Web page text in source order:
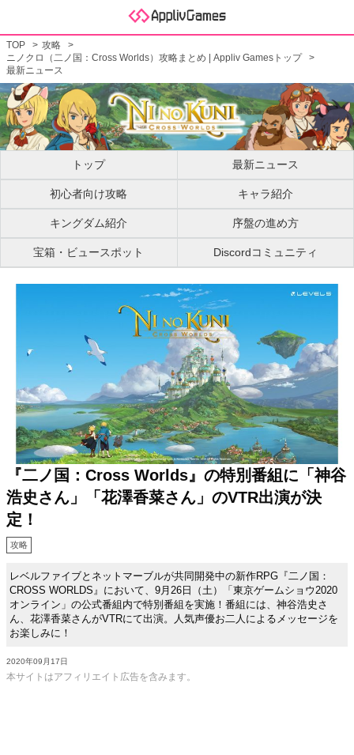
TOP
攻略
ニノクロ（二ノ国：Cross Worlds）攻略まとめ | Appliv Gamesトップ
最新ニュース
トップ 最新ニュース
初心者向け攻略 キャラ紹介
キングダム紹介 序盤の進め方
宝箱・ビュースポット Discordコミュニティ
『二ノ国：Cross Worlds』の特別番組に「神谷
浩史さん」「花澤香菜さん」のVTR出演が決
定！
攻略
レベルファイブとネットマーブルが共同開発中の新作RPG『二ノ国：
CROSS WORLDS』において、9月26日（土）「東京ゲームショウ2020
オンライン」の公式番組内で特別番組を実施！番組には、神谷浩史さ
ん、花澤香菜さんがVTRにて出演。人気声優お二人によるメッセージを
お楽しみに！
2020年09月17日
本サイトはアフィリエイト広告を含みます。